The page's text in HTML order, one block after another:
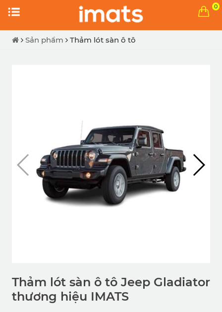
0
Sản phẩm Thảm lót sàn ô tô
Thảm lót sàn ô tô Jeep Gladiator
thương hiệu IMATS